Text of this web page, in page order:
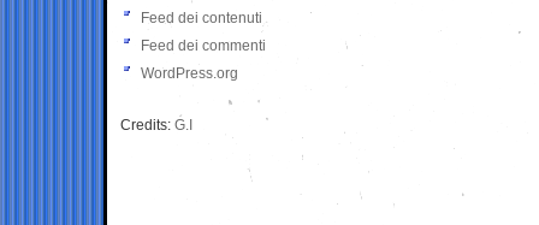
Feed dei contenuti
Feed dei commenti
WordPress.org
Credits: G.I